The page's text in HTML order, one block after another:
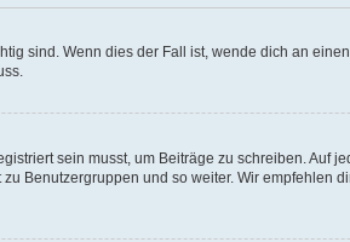
sind. Wenn dies der Fall ist, wende dich an
sein musst, um Beiträge zu schreiben. Auf
Benutzergruppen und so weiter. Wir empfehlen